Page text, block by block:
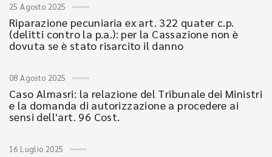
25 Agosto 2025
Riparazione pecuniaria ex art. 322 quater c.p.
(delitti contro la p.a.): per la Cassazione non è
dovuta se è stato risarcito il danno
08 Agosto 2025
Caso Almasri: la relazione del Tribunale dei Ministri
e la domanda di autorizzazione a procedere ai
sensi dell'art. 96 Cost.
16 Luglio 2025